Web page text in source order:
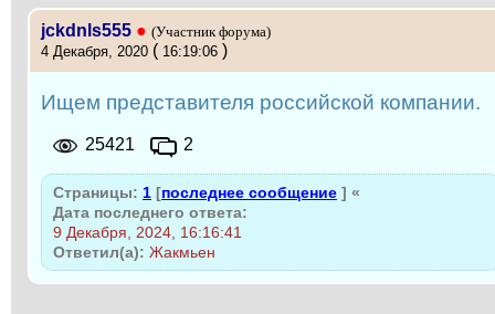
jckdnls555 ● (Участник форума)
4 Декабря, 2020 ( 16:19:06 )
Ищем представителя российской компании.
25421 2
Страницы: 1 [последнее сообщение ] «
Дата последнего ответа:
9 Декабря, 2024, 16:16:41
Ответил(а): Жакмьен